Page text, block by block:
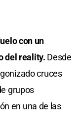
con un
del reality. Desde
cruces
grupos
en una de las